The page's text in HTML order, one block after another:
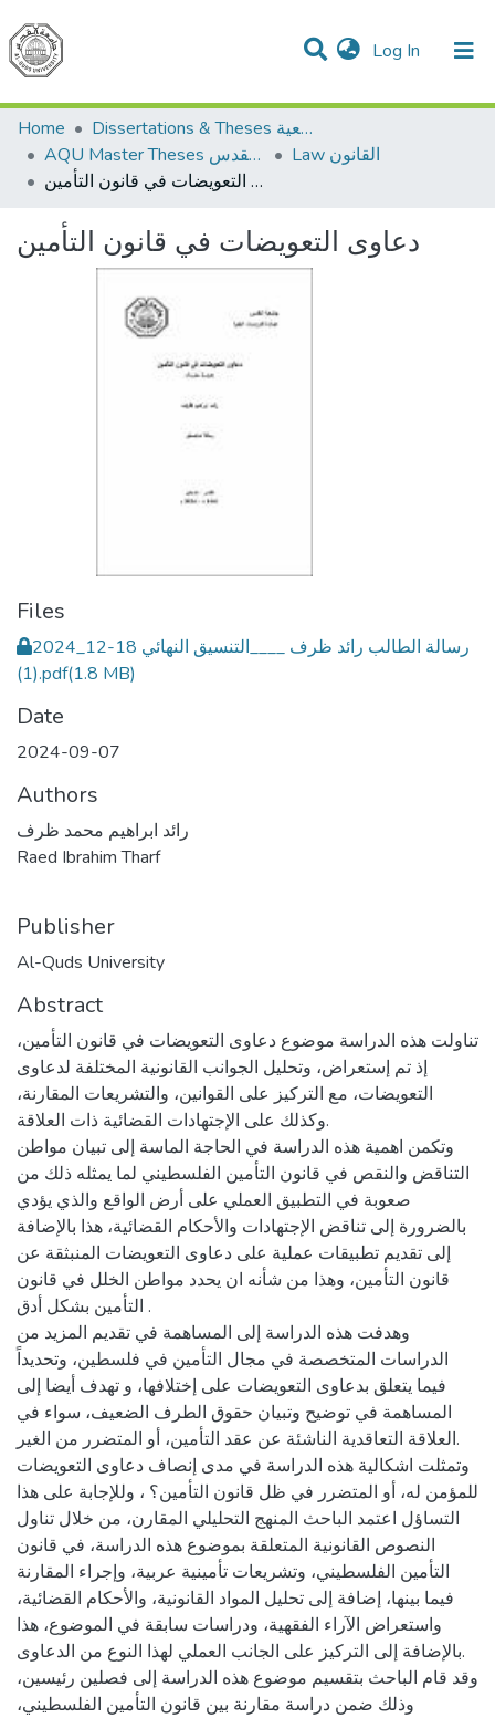
Log In (current)
Communities & Collections
All of DSpace
Home
Dissertations & Theses الرسائل الجامعية
AQU Master Theses الرسائل الجامعية الخاصة بجامعة القدس
Law القانون
دعاوى التعويضات في قانون التأمين
دعاوى التعويضات في قانون التأمين
Files
رسالة الطالب رائد ظرف ____التنسيق النهائي 18-12_2024
(1).pdf(1.8 MB)
Date
2024-09-07
Authors
رائد ابراهيم محمد ظرف
Raed Ibrahim Tharf
Publisher
Al-Quds University
Abstract
تناولت هذه الدراسة موضوع دعاوى التعويضات في قانون التأمين،
إذ تم إستعراض، وتحليل الجوانب القانونية المختلفة لدعاوى
التعويضات، مع التركيز على القوانين، والتشريعات المقارنة،
وكذلك على الإجتهادات القضائية ذات العلاقة.
وتكمن اهمية هذه الدراسة في الحاجة الماسة إلى تبيان مواطن
التناقض والنقص في قانون التأمين الفلسطيني لما يمثله ذلك من
صعوبة في التطبيق العملي على أرض الواقع والذي يؤدي
بالضرورة إلى تناقض الإجتهادات والأحكام القضائية، هذا بالإضافة
إلى تقديم تطبيقات عملية على دعاوى التعويضات المنبثقة عن
قانون التأمين، وهذا من شأنه ان يحدد مواطن الخلل في قانون
التأمين بشكل أدق .
وهدفت هذه الدراسة إلى المساهمة في تقديم المزيد من
الدراسات المتخصصة في مجال التأمين في فلسطين، وتحديداً
فيما يتعلق بدعاوى التعويضات على إختلافها، و تهدف أيضا إلى
المساهمة في توضيح وتبيان حقوق الطرف الضعيف، سواء في
العلاقة التعاقدية الناشئة عن عقد التأمين، أو المتضرر من الغير.
وتمثلت اشكالية هذه الدراسة في مدى إنصاف دعاوى التعويضات
للمؤمن له، أو المتضرر في ظل قانون التأمين؟ ، وللإجابة على هذا
التساؤل اعتمد الباحث المنهج التحليلي المقارن، من خلال تناول
النصوص القانونية المتعلقة بموضوع هذه الدراسة، في قانون
التأمين الفلسطيني، وتشريعات تأمينية عربية، وإجراء المقارنة
فيما بينها، إضافة إلى تحليل المواد القانونية، والأحكام القضائية،
واستعراض الآراء الفقهية، ودراسات سابقة في الموضوع، هذا
بالإضافة إلى التركيز على الجانب العملي لهذا النوع من الدعاوى.
وقد قام الباحث بتقسيم موضوع هذه الدراسة إلى فصلين رئيسين،
وذلك ضمن دراسة مقارنة بين قانون التأمين الفلسطيني،